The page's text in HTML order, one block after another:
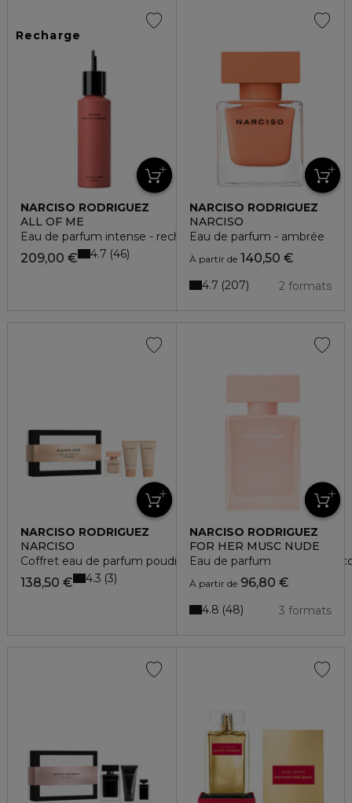
Recharge
NARCISO RODRIGUEZ
ALL OF ME
Eau de parfum intense - recharge
209,00 € 4.7 46
NARCISO RODRIGUEZ
NARCISO
Eau de parfum - ambrée
À partir de140,50 €
2 formats
4.7 207
NARCISO RODRIGUEZ
NARCISO
Coffret eau de parfum poudrée + gel douche + lait pour le
138,50 € 4.3 3
NARCISO RODRIGUEZ
FOR HER MUSC NUDE
Eau de parfum
À partir de96,80 €
3 formats
4.8 48